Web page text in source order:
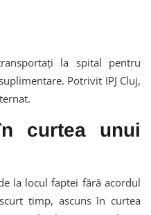
la spital pentru
Potrivit IPJ Cluj,
curtea unui
la locul faptei fără acordul
timp, ascuns în curtea